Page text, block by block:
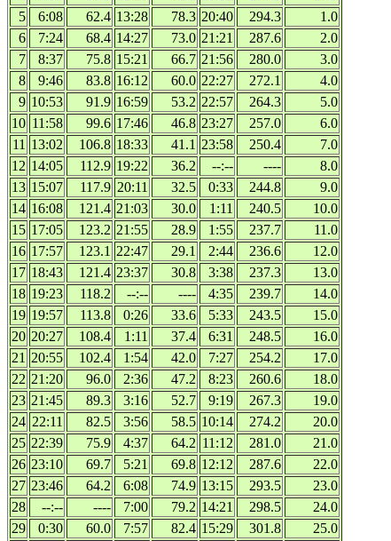
5
6:08 62.4 13:28 78.3 20:40 294.3
1.0
6
7:24 68.4 14:27 73.0 21:21 287.6
2.0
7
8:37 75.8 15:21 66.7 21:56 280.0
3.0
8
9:46 83.8 16:12 60.0 22:27 272.1
4.0
9 10:53 91.9 16:59 53.2 22:57 264.3
5.0
10 11:58 99.6 17:46 46.8 23:27 257.0
6.0
11 13:02 106.8 18:33 41.1 23:58 250.4
7.0
12 14:05 112.9 19:22 36.2 --:-- ----
8.0
13 15:07 117.9 20:11 32.5 0:33 244.8
9.0
14 16:08 121.4 21:03 30.0 1:11 240.5
10.0
15 17:05 123.2 21:55 28.9 1:55 237.7
11.0
16 17:57 123.1 22:47 29.1 2:44 236.6
12.0
17 18:43 121.4 23:37 30.8 3:38 237.3
13.0
18 19:23 118.2 --:-- ---- 4:35 239.7
14.0
19 19:57 113.8 0:26 33.6 5:33 243.5
15.0
20 20:27 108.4 1:11 37.4 6:31 248.5
16.0
21 20:55 102.4 1:54 42.0 7:27 254.2
17.0
22 21:20 96.0 2:36 47.2 8:23 260.6
18.0
23 21:45 89.3 3:16 52.7 9:19 267.3
19.0
24 22:11 82.5 3:56 58.5 10:14 274.2
20.0
25 22:39 75.9 4:37 64.2 11:12 281.0
21.0
26 23:10 69.7 5:21 69.8 12:12 287.6
22.0
27 23:46 64.2 6:08 74.9 13:15 293.5
23.0
28
--:-- ---- 7:00 79.2 14:21 298.5
24.0
29
0:30 60.0 7:57 82.4 15:29 301.8 25.0